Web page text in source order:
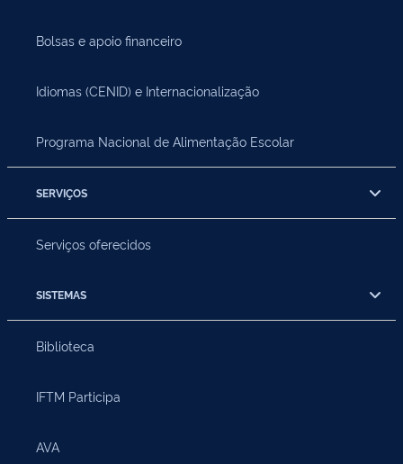
Bolsas e apoio financeiro
Idiomas (CENID) e Internacionalização
Programa Nacional de Alimentação Escolar
SERVIÇOS
Serviços oferecidos
SISTEMAS
Biblioteca
IFTM Participa
AVA